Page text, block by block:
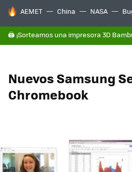
HOY SE HABLA DE
AEMET China NASA
🖨️ ¡Sorteamos una impresora 3D
Nuevos Samsung
Chromebook